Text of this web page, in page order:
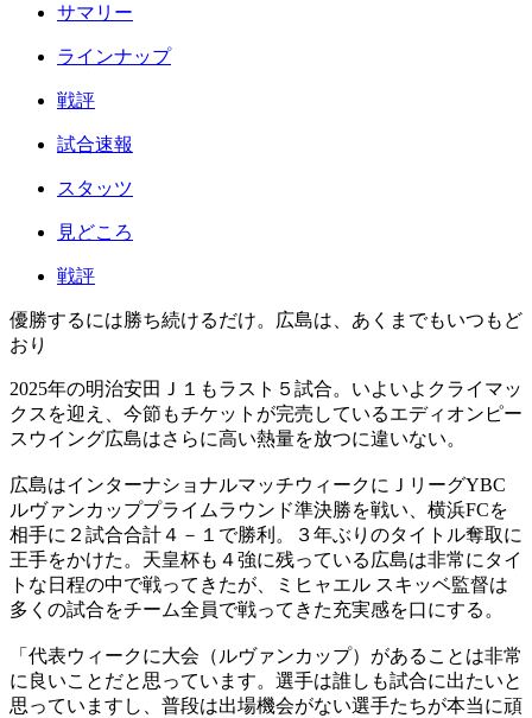
サマリー
ラインナップ
戦評
試合速報
スタッツ
見どころ
戦評
優勝するには勝ち続けるだけ。広島は、あくまでもいつもど
おり
2025年の明治安田Ｊ１もラスト５試合。いよいよクライマッ
クスを迎え、今節もチケットが完売しているエディオンピー
スウイング広島はさらに高い熱量を放つに違いない。
広島はインターナショナルマッチウィークにＪリーグYBC
ルヴァンカッププライムラウンド準決勝を戦い、横浜FCを
相手に２試合合計４－１で勝利。３年ぶりのタイトル奪取に
王手をかけた。天皇杯も４強に残っている広島は非常にタイ
トな日程の中で戦ってきたが、ミヒャエル スキッベ監督は
多くの試合をチーム全員で戦ってきた充実感を口にする。
「代表ウィークに大会（ルヴァンカップ）があることは非常
に良いことだと思っています。選手は誰しも試合に出たいと
思っていますし、普段は出場機会がない選手たちが本当に頑